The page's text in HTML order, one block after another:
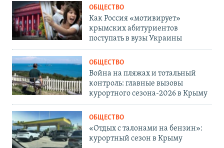
ОБЩЕСТВО
Как Россия «мотивирует»
крымских абитуриентов
поступать в вузы Украины
ОБЩЕСТВО
Война на пляжах и тотальный
контроль: главные вызовы
курортного сезона-2026 в Крыму
ОБЩЕСТВО
«Отдых с талонами на бензин»:
курортный сезон в Крыму